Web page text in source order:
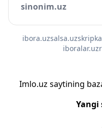
sinonim.uz
ibora.uzsalsa.uz
iboralar.uz
Imlo.uz saytining
Yangi